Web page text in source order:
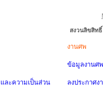
สงวนลิขสิท
ละความเป็นส่วน
งานศพ
ข้อมูลงานศพ
ลงประกาศง